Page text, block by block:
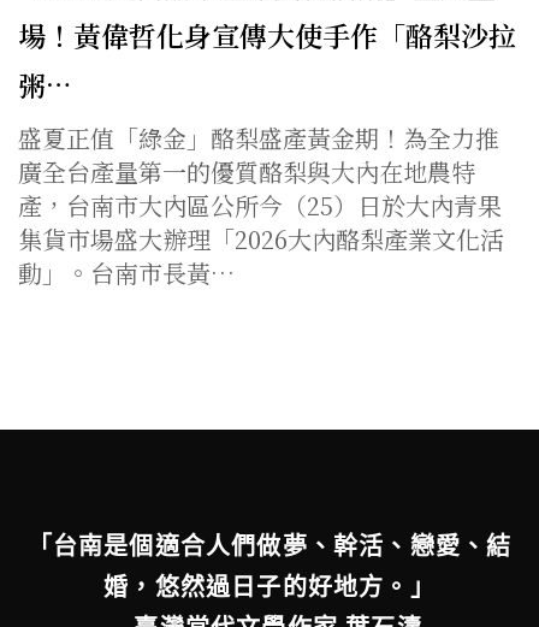
場！黃偉哲化身宣傳大使手作「酪梨沙拉
粥…
盛夏正值「綠金」酪梨盛產黃金期！為全力推
廣全台產量第一的優質酪梨與大內在地農特
產，台南市大內區公所今（25）日於大內青果
集貨市場盛大辦理「2026大內酪梨產業文化活
動」。台南市長黃…
「台南是個適合人們做夢、幹活、戀愛、結
婚，悠然過日子的好地方。」